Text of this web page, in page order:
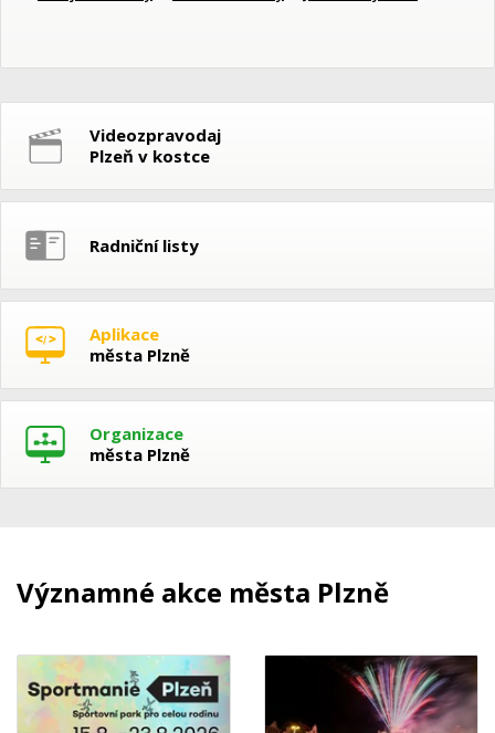
Videozpravodaj
Plzeň v kostce
Radniční listy
Aplikace
města Plzně
Organizace
města Plzně
Významné akce města Plzně